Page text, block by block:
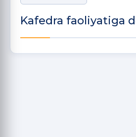
Kafedra faoliyatiga